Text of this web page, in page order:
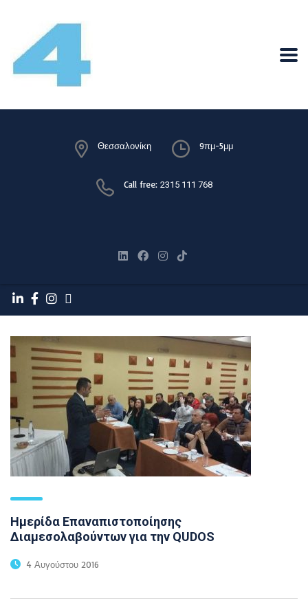
Θεσσαλονίκη 9πμ-5μμ
Call free: 2315 111 768
Ημερίδα Επαναπιστοποίησης
Διαμεσολαβούντων για την QUDOS
4 Αυγούστου 2016